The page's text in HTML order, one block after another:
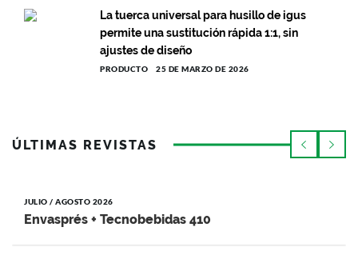
La tuerca universal para husillo de igus
permite una sustitución rápida 1:1, sin
ajustes de diseño
PRODUCTO 25 DE MARZO DE 2026
ÚLTIMAS REVISTAS
JULIO / AGOSTO 2026
Envasprés + Tecnobebidas 410